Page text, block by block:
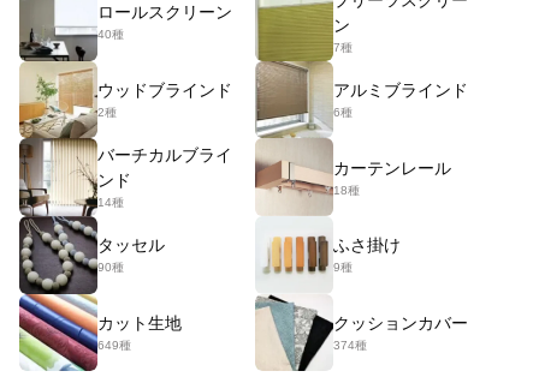
ロールスクリーン
40種
ン
7種
ウッドブラインド
2種
アルミブラインド
6種
バーチカルブライ
ンド
14種
カーテンレール
18種
タッセル
90種
ふさ掛け
9種
カット生地
649種
クッションカバー
374種